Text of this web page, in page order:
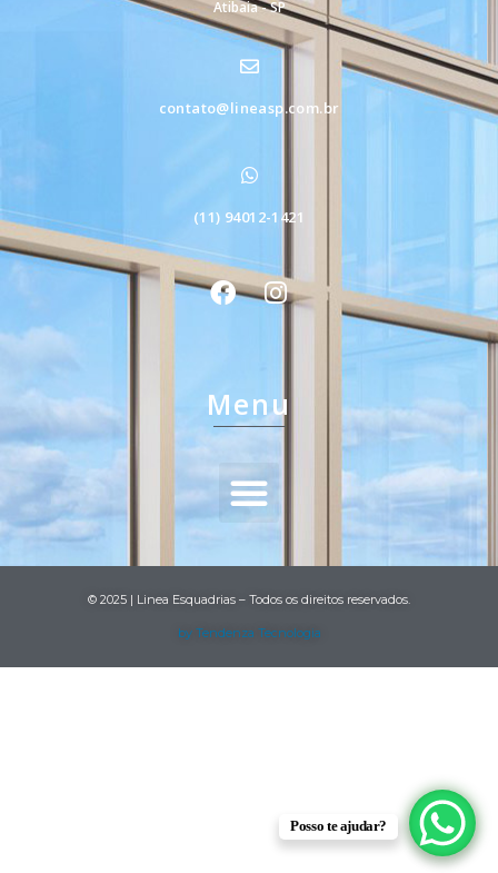
Contato
Vila Thaís
contato@lineasp.com.br
(11) 94012-1421
Menu
by Tendenza TecnologiaPosso te ajudar?